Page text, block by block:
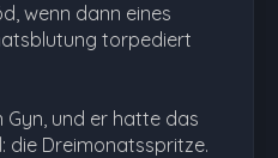
wenn dann eines
torpediert
und er hatte das
die Dreimonatsspritze.